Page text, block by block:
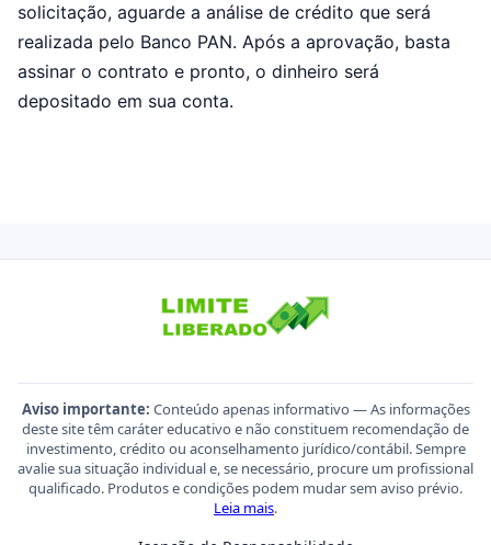
solicitação, aguarde a análise de crédito que será
realizada pelo Banco PAN. Após a aprovação, basta
assinar o contrato e pronto, o dinheiro será
depositado em sua conta.
Aviso importante: Conteúdo apenas informativo — As informações
deste site têm caráter educativo e não constituem recomendação de
investimento, crédito ou aconselhamento jurídico/contábil. Sempre
avalie sua situação individual e, se necessário, procure um profissional
qualificado. Produtos e condições podem mudar sem aviso prévio.
Leia mais.